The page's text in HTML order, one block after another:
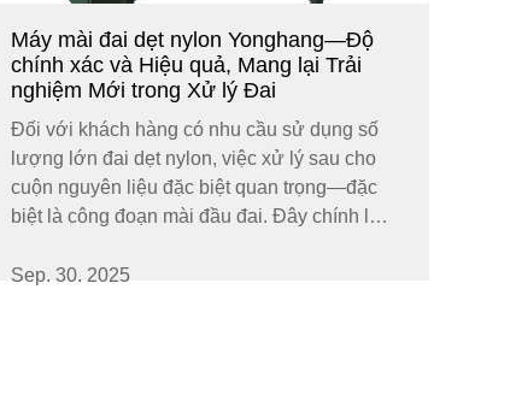
Máy mài đai dẹt nylon Yonghang—Độ
chính xác và Hiệu quả, Mang lại Trải
nghiệm Mới trong Xử lý Đai
Đối với khách hàng có nhu cầu sử dụng số
lượng lớn đai dẹt nylon, việc xử lý sau cho
cuộn nguyên liệu đặc biệt quan trọng—đặc
biệt là công đoạn mài đầu đai. Đây chính là
vòng có được trơn tru và chắc chắn hay
Sep. 30. 2025